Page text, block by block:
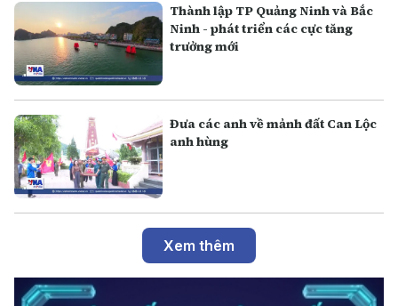
Thành lập TP Quảng Ninh và Bắc
Ninh - phát triển các cực tăng
trưởng mới
Đưa các anh về mảnh đất Can Lộc
anh hùng
Xem thêm